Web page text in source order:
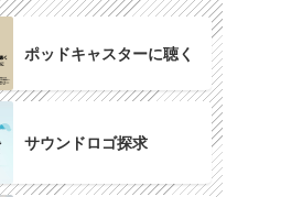
ポッドキャスターに聴く
サウンドロゴ探求